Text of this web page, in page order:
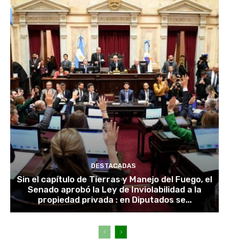
DESTACADAS
Sin el capítulo de Tierras y Manejo del Fuego, el
Senado aprobó la Ley de Inviolabilidad a la
propiedad privada : en Diputados se...